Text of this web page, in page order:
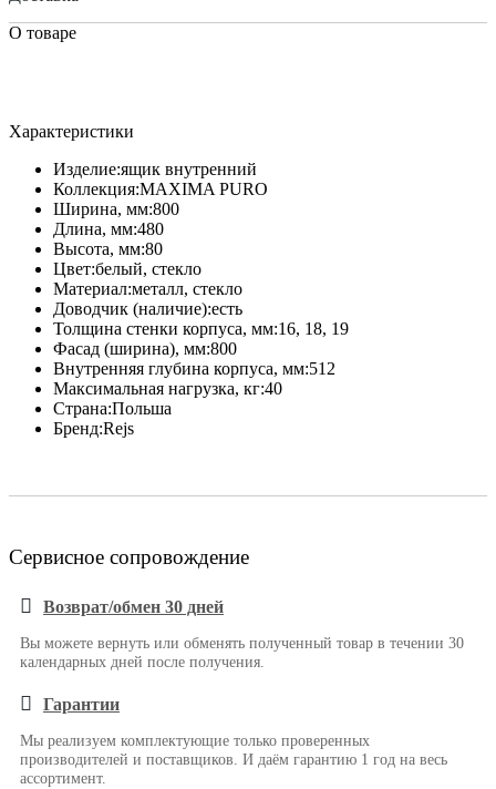
О товаре
Характеристики
Изделие:ящик внутренний
Коллекция:MAXIMA PURO
Ширина, мм:800
Длина, мм:480
Высота, мм:80
Цвет:белый, стекло
Материал:металл, стекло
Доводчик (наличие):есть
Толщина стенки корпуса, мм:16, 18, 19
Фасад (ширина), мм:800
Внутренняя глубина корпуса, мм:512
Максимальная нагрузка, кг:40
Страна:Польша
Бренд:Rejs
Сервисное сопровождение
Возврат/обмен 30 дней
Вы можете вернуть или обменять полученный товар в течении 30
календарных дней после получения.
Гарантии
Мы реализуем комплектующие только проверенных
производителей и поставщиков. И даём гарантию 1 год на весь
ассортимент.